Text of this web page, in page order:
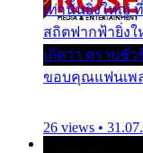
เท่านั้นยิ่งใหญ่
สถิตฟากฟ้ายิ่งใ
เถิดว่า ตราบชั่
ขอบคุณแฟนเพล
26 views •